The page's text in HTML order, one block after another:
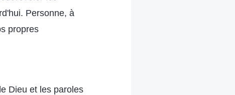
Personne, à
propres
Dieu et les paroles